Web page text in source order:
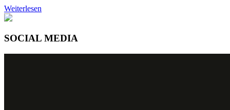
Weiterlesen
SOCIAL MEDIA